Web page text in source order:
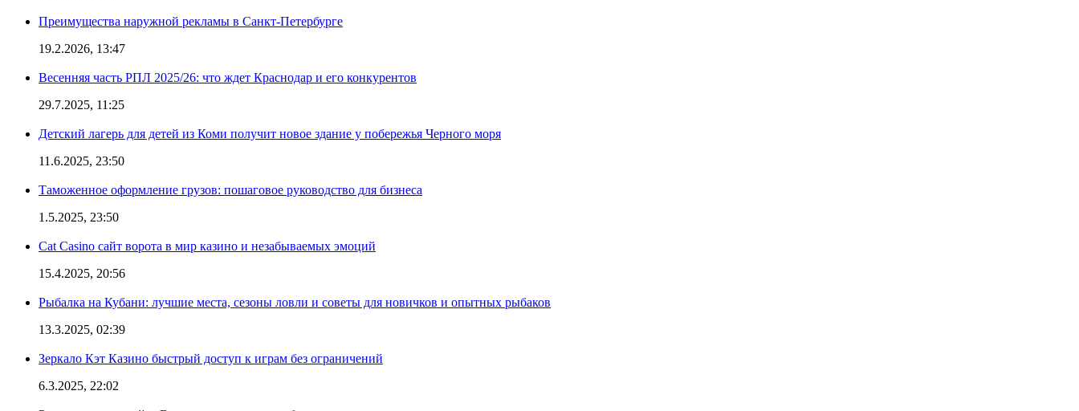
Преимущества наружной рекламы в Санкт-Петербурге
19.2.2026, 13:47
Весенняя часть РПЛ 2025/26: что ждет Краснодар и его конкурентов
29.7.2025, 11:25
Детский лагерь для детей из Коми получит новое здание у побережья Черного моря
11.6.2025, 23:50
Таможенное оформление грузов: пошаговое руководство для бизнеса
1.5.2025, 23:50
Cat Casino сайт ворота в мир казино и незабываемых эмоций
15.4.2025, 20:56
Рыбалка на Кубани: лучшие места, сезоны ловли и советы для новичков и опытных рыбаков
13.3.2025, 02:39
Зеркало Кэт Казино быстрый доступ к играм без ограничений
6.3.2025, 22:02